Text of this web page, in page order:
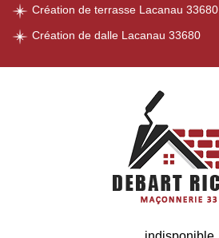
Création de terrasse Lacanau 33680
Création de dalle Lacanau 33680